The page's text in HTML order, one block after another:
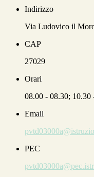
Indirizzo
Via Ludovico il
CAP
27029
Orari
08.00 - 08.30; 10.30
Email
PEC